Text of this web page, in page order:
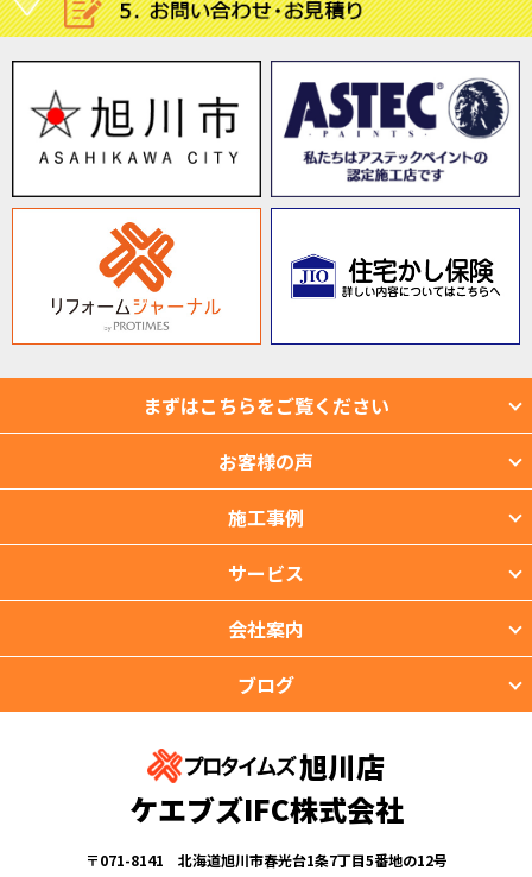
まずはこちらをご覧ください
お客様の声
施工事例
サービス
会社案内
ブログ
旭川店
ケエブズIFC株式会社
〒071-8141 北海道旭川市春光台1条7丁目5番地の12号